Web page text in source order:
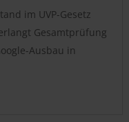
im UVP-Gesetz
Gesamtprüfung
Ausbau in